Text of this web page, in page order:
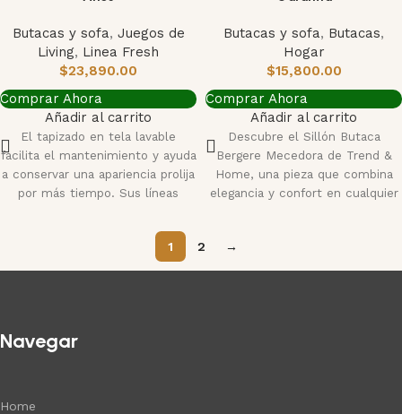
Butacas y sofa, Juegos de
Living, Linea Fresh
$23,890.00
Comprar Ahora
Añadir al carrito
El tapizado en tela lavable
facilita el mantenimiento y ayuda
a conservar una apariencia prolija
por más tiempo. Sus líneas
Butacas y sofa, Butacas,
Hogar
$15,800.00
Comprar Ahora
Añadir al carrito
Descubre el Sillón Butaca
Bergere Mecedora de Trend &
Home, una pieza que combina
elegancia y confort en cualquier
1 2 →
Navegar
Home